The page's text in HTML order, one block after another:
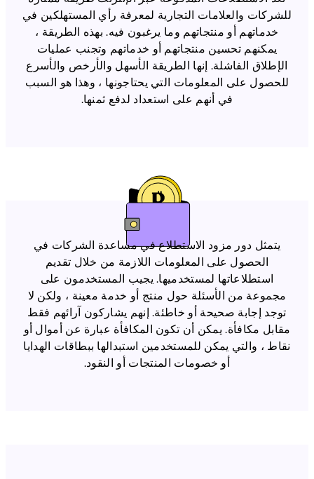
للشركات والعلامات التجارية لمعرفة رأي المستهلكين في
خدماتهم أو منتجاتهم وما يرغبون فيه. بهذه الطريقة ،
يمكنهم تحسين منتجاتهم أو خدماتهم وتجنب عمليات
الإطلاق الفاشلة. إنها الطريقة الأسهل والأرخص والأسرع
للحصول على المعلومات التي يحتاجونها ، وهذا هو السبب
في أنهم على استعداد لدفع ثمنها.
يتمثل دور مزود الاستطلاع في مساعدة الشركات في
الحصول على المعلومات اللازمة من خلال تقديم
استطلاعاتها لمستخدميها. يجيب المستخدمون على
مجموعة من الأسئلة حول منتج أو خدمة معينة ، ولكن لا
توجد إجابة صحيحة أو خاطئة. إنهم يشاركون آرائهم فقط
مقابل مكافأة. يمكن أن تكون المكافأة عبارة عن أموال أو
نقاط ، والتي يمكن للمستخدمين استبدالها ببطاقات الهدايا
أو خصومات المنتجات أو النقود.